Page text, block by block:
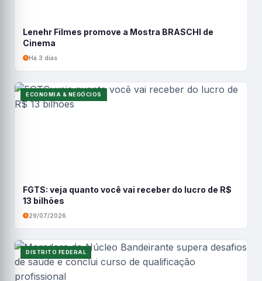
Lenehr Filmes promove a Mostra BRASCHI de
Cinema
Há 3 dias
ECONOMIA & NEGÓCIOS
FGTS: veja quanto você vai receber do lucro de R$
13 bilhões
29/07/2026
DISTRITO FEDERAL